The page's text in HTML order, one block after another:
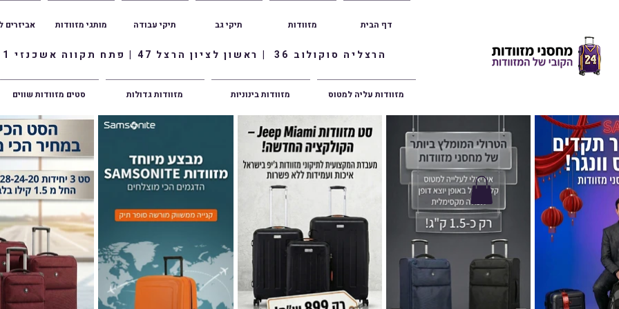
הרצליה סוקולוב 36 | ראשון לציון הרצל 47 | פתח תקווה אשכנזי 1
אביזרים מותגי מזוודות תיקי עבודה תיקי גב מזוודות דף הבית
סטים מזוודות שווים מזוודות גדולות מזוודות בינוניות מזוודות עליה למטוס